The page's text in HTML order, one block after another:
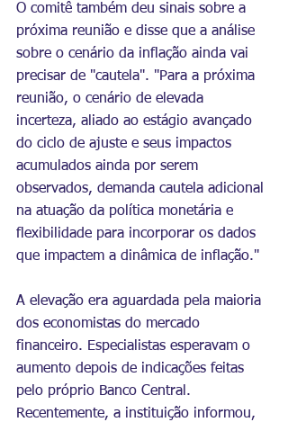
O comitê também deu sinais sobre a
próxima reunião e disse que a análise
sobre o cenário da inflação ainda vai
precisar de "cautela". "Para a próxima
reunião, o cenário de elevada
incerteza, aliado ao estágio avançado
do ciclo de ajuste e seus impactos
acumulados ainda por serem
observados, demanda cautela adicional
na atuação da política monetária e
flexibilidade para incorporar os dados
que impactem a dinâmica de inflação."
A elevação era aguardada pela maioria
dos economistas do mercado
financeiro. Especialistas esperavam o
aumento depois de indicações feitas
pelo próprio Banco Central .
Recentemente, a instituição informou,